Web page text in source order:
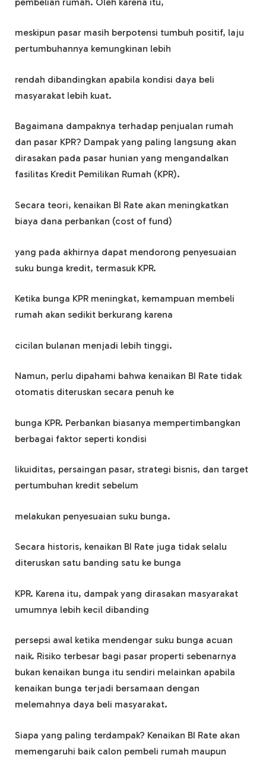
meskipun pasar masih berpotensi tumbuh positif, laju
pertumbuhannya kemungkinan lebih
rendah dibandingkan apabila kondisi daya beli
masyarakat lebih kuat.
Bagaimana dampaknya terhadap penjualan rumah
dan pasar KPR? Dampak yang paling langsung akan
dirasakan pada pasar hunian yang mengandalkan
fasilitas Kredit Pemilikan Rumah (KPR).
Secara teori, kenaikan BI Rate akan meningkatkan
biaya dana perbankan (cost of fund)
yang pada akhirnya dapat mendorong penyesuaian
suku bunga kredit, termasuk KPR.
Ketika bunga KPR meningkat, kemampuan membeli
rumah akan sedikit berkurang karena
cicilan bulanan menjadi lebih tinggi.
Namun, perlu dipahami bahwa kenaikan BI Rate tidak
otomatis diteruskan secara penuh ke
bunga KPR. Perbankan biasanya mempertimbangkan
berbagai faktor seperti kondisi
likuiditas, persaingan pasar, strategi bisnis, dan target
pertumbuhan kredit sebelum
melakukan penyesuaian suku bunga.
Secara historis, kenaikan BI Rate juga tidak selalu
diteruskan satu banding satu ke bunga
KPR. Karena itu, dampak yang dirasakan masyarakat
umumnya lebih kecil dibanding
persepsi awal ketika mendengar suku bunga acuan
naik. Risiko terbesar bagi pasar properti sebenarnya
bukan kenaikan bunga itu sendiri melainkan apabila
kenaikan bunga terjadi bersamaan dengan
melemahnya daya beli masyarakat.
Siapa yang paling terdampak? Kenaikan BI Rate akan
memengaruhi baik calon pembeli rumah maupun